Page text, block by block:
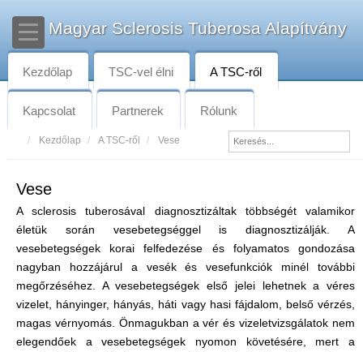
Magyar Sclerosis Tuberosa Alapítvány
Kezdőlap TSC-vel élni A TSC-ről
Kapcsolat Partnerek Rólunk
Kezdőlap A TSC-ről Vese
Vese
A sclerosis tuberosával diagnosztizáltak többségét valamikor
életük során vesebetegséggel is diagnosztizálják. A
vesebetegségek korai felfedezése és folyamatos gondozása
nagyban hozzájárul a vesék és vesefunkciók minél további
megőrzéséhez. A vesebetegségek első jelei lehetnek a véres
vizelet, hányinger, hányás, háti vagy hasi fájdalom, belső vérzés,
magas vérnyomás. Önmagukban a vér és vizeletvizsgálatok nem
elegendőek a vesebetegségek nyomon követésére, mert a